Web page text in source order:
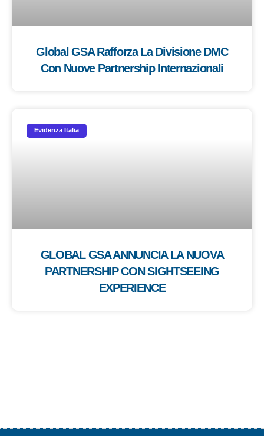
Global GSA Rafforza La Divisione DMC
Con Nuove Partnership Internazionali
Evidenza Italia
GLOBAL GSA ANNUNCIA LA NUOVA
PARTNERSHIP CON SIGHTSEEING
EXPERIENCE